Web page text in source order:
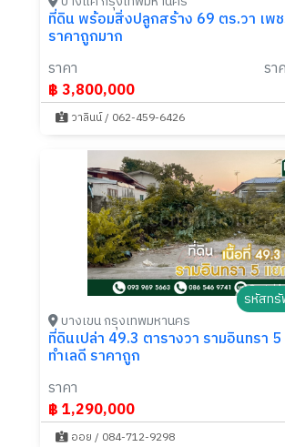
ที่ดิน พร้อมสิ่งปลูกสร้าง 69 ตร.วา เพ
ราคาถูกมาก
ราคา
฿ 3,800,000
รา
วาลินน์ / 062-459-6426
รหัสทรั
บางเขน กรุงเทพมหานคร
ที่ดินเปล่า 49.3 ตารางวา รามอินทรา
ทำเลดี ราคาถูก
ราคา
฿ 1,290,000
ออย / 084-712-9298